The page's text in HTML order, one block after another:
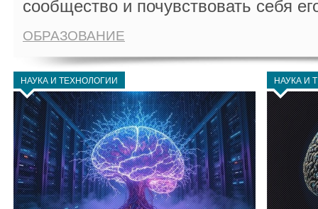
сообщество и почувствовать себя
ОБРАЗОВАНИЕ
НАУКА И ТЕХНОЛОГИИ НАУКА И